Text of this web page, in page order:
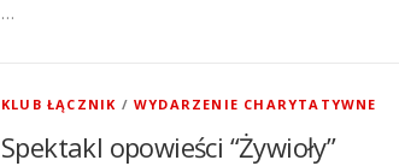
…
KLUB ŁĄCZNIK /WYDARZENIE CHARYTATYWNE
Spektakl opowieści “Żywioły”